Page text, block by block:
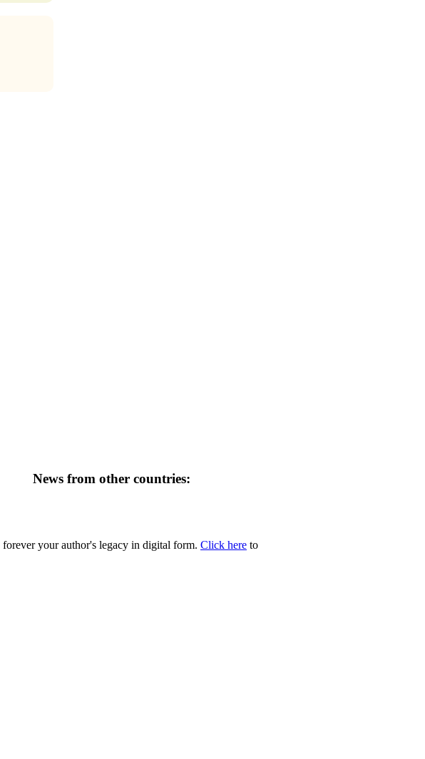
News from other countries:
your author's legacy in digital form. Click here to